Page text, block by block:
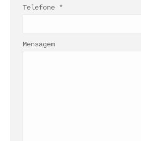
Telefone *
Mensagem